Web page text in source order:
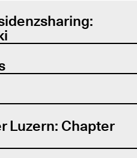
Luzern: Chapter